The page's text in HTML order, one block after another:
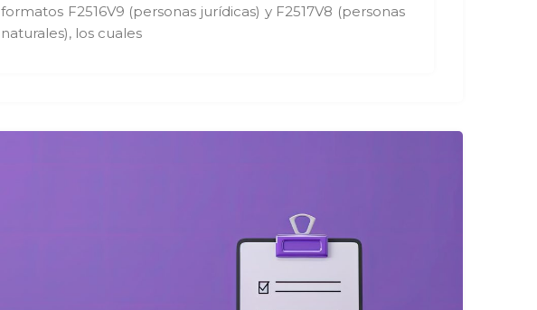
formatos F2516V9 (personas jurídicas) y F2517V8 (personas
naturales), los cuales